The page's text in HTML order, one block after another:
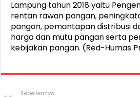
Lampung tahun 2018 yaitu
rentan rawan pangan,
pangan, pemantapan distribusi
harga dan mutu pangan serta
kebijakan pangan. (Red-Humas
Sebelumnya